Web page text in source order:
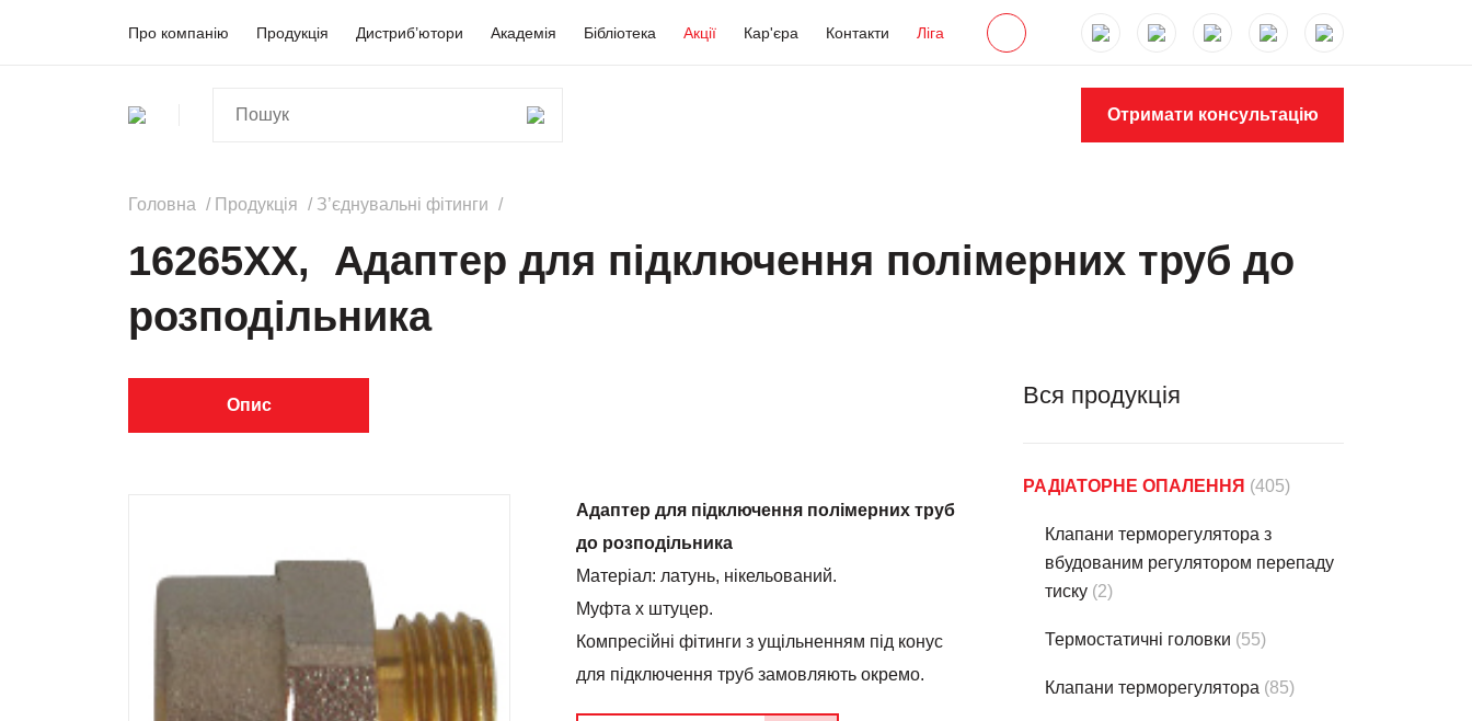
Про компанію Продукція Дистриб’ютори Академія Бібліотека Акції Кар'єра Контакти Ліга
Отримати консультацію
Головна Продукція З’єднувальні фітинги
16265XX, Адаптер для підключення полімерних труб до
розподільника
Опис
Адаптер для підключення полімерних труб
до розподільника
Матеріал: латунь, нікельований.
Муфта х штуцер.
Компресійні фітинги з ущільненням під конус
для підключення труб замовляють окремо.
Вся продукція
РАДІАТОРНЕ ОПАЛЕННЯ (405)
Клапани терморегулятора з
вбудованим регулятором перепаду
тиску (2)
Термостатичнi головки (55)
Клапани терморегулятора (85)